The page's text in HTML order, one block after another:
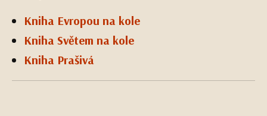
Kniha Evropou na kole
Kniha Světem na kole
Kniha Prašivá